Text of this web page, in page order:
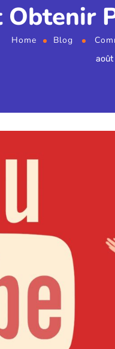
Home Blog
août